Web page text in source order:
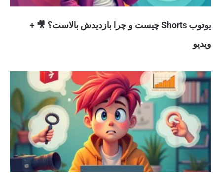
یوتوب Shorts چیست و چرا بازدیدش بالاست؟ 🎥 +
ویدیو